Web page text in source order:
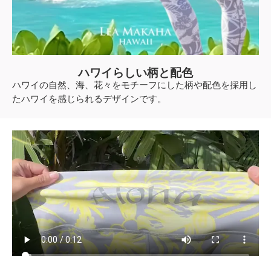
ハワイらしい柄と配色
ハワイの自然、海、花々をモチーフにした柄や配色を採用し
たハワイを感じられるデザインです。